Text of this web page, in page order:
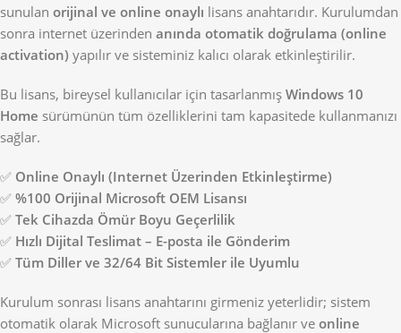
sunulan orijinal ve online onaylı lisans anahtarıdır. Kurulumdan
sonra internet üzerinden anında otomatik doğrulama (online
activation) yapılır ve sisteminiz kalıcı olarak etkinleştirilir.
Bu lisans, bireysel kullanıcılar için tasarlanmış Windows 10
Home sürümünün tüm özelliklerini tam kapasitede kullanmanızı
sağlar.
✅ Online Onaylı (Internet Üzerinden Etkinleştirme)
✅ %100 Orijinal Microsoft OEM Lisansı
✅ Tek Cihazda Ömür Boyu Geçerlilik
✅ Hızlı Dijital Teslimat – E-posta ile Gönderim
✅ Tüm Diller ve 32/64 Bit Sistemler ile Uyumlu
Kurulum sonrası lisans anahtarını girmeniz yeterlidir; sistem
otomatik olarak Microsoft sunucularına bağlanır ve online